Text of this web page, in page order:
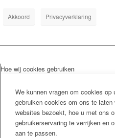
Akkoord Privacyverklaring
Hoe wij cookies gebruiken
We kunnen vragen om cookies op
gebruiken cookies om ons te laten
websites bezoekt, hoe u met ons
gebruikerservaring te verrijken en
aan te passen.